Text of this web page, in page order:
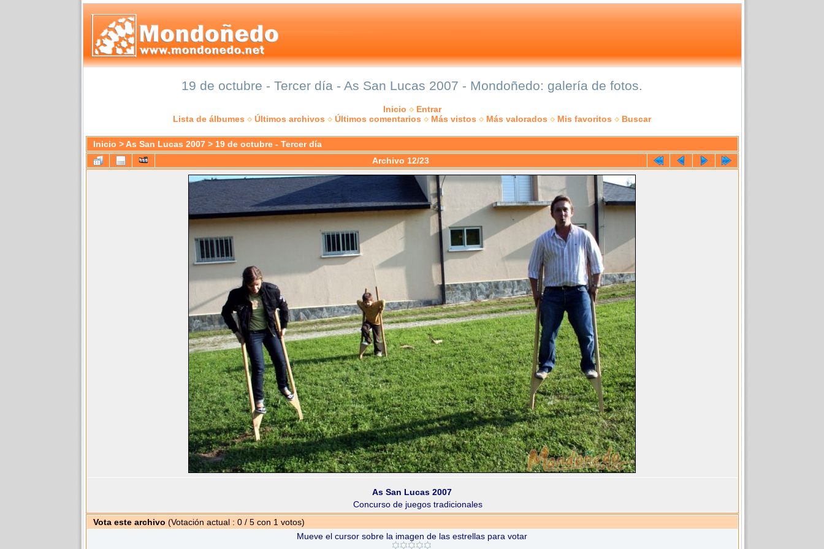
19 de octubre - Tercer día - As San Lucas 2007 - Mondoñedo: galería de fotos.
Inicio
Entrar
Lista de álbumes
Últimos archivos Últimos comentarios Más vistos Más valorados Mis favoritos Buscar
Inicio >As San Lucas 2007> 19 de octubre - Tercer día
Archivo 12/23
As San Lucas 2007
Concurso de juegos tradicionales
Vota este archivo (Votación actual : 0 / 5 con 1 votos)
Mueve el cursor sobre la imagen de las estrellas para votar